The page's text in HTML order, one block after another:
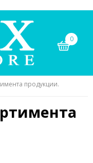
0
продукции.